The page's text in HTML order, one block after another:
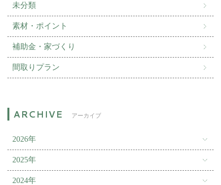
未分類
素材・ポイント
補助金・家づくり
間取りプラン
アーカイブ
2026年
2025年
2024年